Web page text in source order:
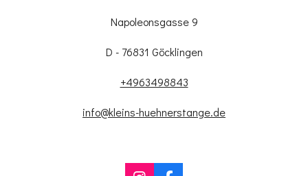
Napoleonsgasse 9
D - 76831 Göcklingen
+4963498843
info@kleins-huehnerstange.de